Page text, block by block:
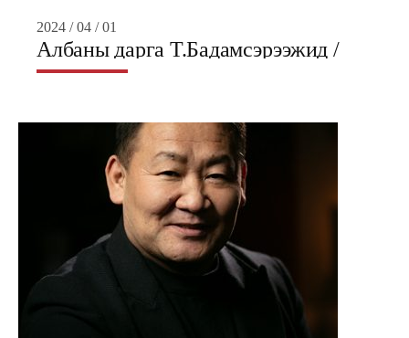
2024 / 04 / 01
Албаны дарга Т.Бадамсэрээжид /
МУСТА/